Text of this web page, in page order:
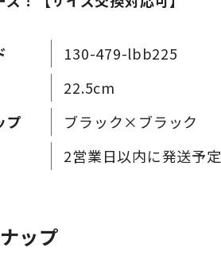
130-479-lbb225
22.5cm
プ
ブラック×ブラック
2営業日以内に発送予定
ップ